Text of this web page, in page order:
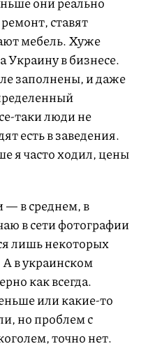
ставят
мебель. Хуже
Украину в бизнесе.
заполнены, и даже
таки люди не
есть в заведения.
я часто ходил, цены
в среднем, в
в сети фотографии
лишь некоторых
в украинском
как всегда.
или какие-то
но проблем с
точно нет.